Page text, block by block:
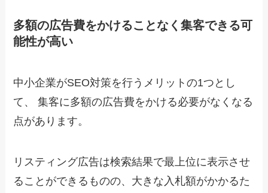
多額の広告費をかけることなく集客できる可
能性が高い
中小企業がSEO対策を行うメリットの1つとし
て、 集客に多額の広告費をかける必要がなくなる
点があります。
リスティング広告は検索結果で最上位に表示させ
ることができるものの、大きな入札額がかかるた